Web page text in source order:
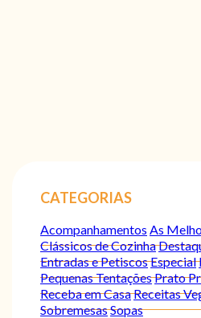
CATEGORIAS
Acompanhamentos As
Clássicos de Cozinha
Entradas e PetiscosEspecial
Pequenas TentaçõesPrato
Receba em CasaReceitas
SobremesasSopas